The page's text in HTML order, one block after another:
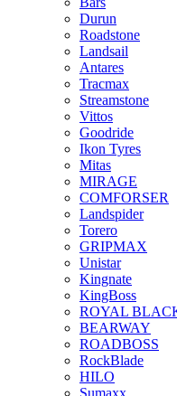
Durun
Roadstone
Landsail
Antares
Tracmax
Streamstone
Vittos
Goodride
Ikon Tyres
Mitas
MIRAGE
COMFORSER
Landspider
Torero
GRIPMAX
Unistar
Kingnate
KingBoss
ROYAL
BEARWAY
ROADBOSS
RockBlade
HILO
Sumaxx